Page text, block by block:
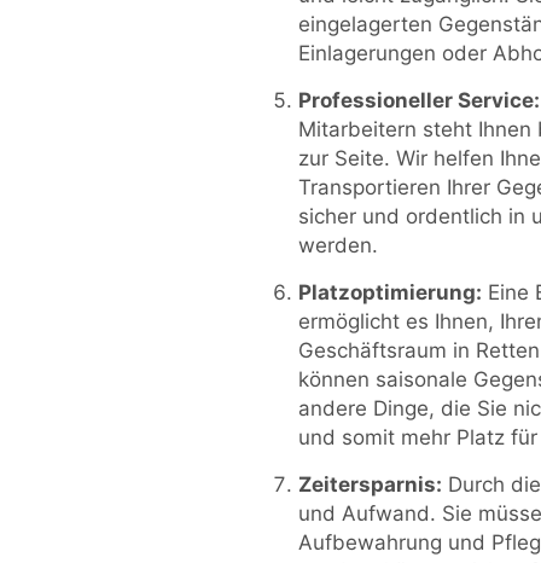
eingelagerten
Einlagerungen oder
Professioneller Service:
Mitarbeitern steht Ihnen
zur Seite. Wir helfen
Transportieren Ihrer
sicher und ordentlich in
werden.
Platzoptimierung: Eine
ermöglicht es Ihnen,
Geschäftsraum in
können saisonale
andere Dinge, die Sie
und somit mehr Platz
Zeitersparnis: Durch
und Aufwand. Sie
Aufbewahrung und